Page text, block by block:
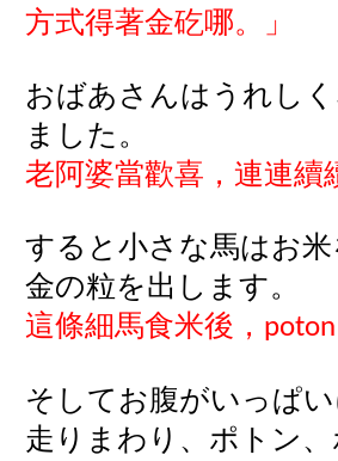
方式得著金矻哪。」
おばあさんはうれし
ました。
老阿婆當歡喜，連連續
すると小さな馬はお
金の粒を出します。
這條細馬食米後，
そしてお腹がいっぱ
走りまわり、ポトン